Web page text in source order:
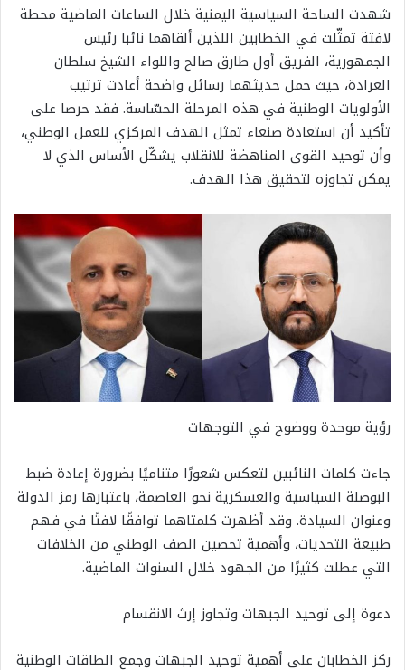
شهدت الساحة السياسية اليمنية خلال الساعات الماضية محطة
لافتة تمثّلت في الخطابين اللذين ألقاهما نائبا رئيس
الجمهورية، الفريق أول طارق صالح واللواء الشيخ سلطان
العرادة، حيث حمل حديثهما رسائل واضحة أعادت ترتيب
الأولويات الوطنية في هذه المرحلة الحسّاسة. فقد حرصا على
تأكيد أن استعادة صنعاء تمثل الهدف المركزي للعمل الوطني،
وأن توحيد القوى المناهضة للانقلاب يشكّل الأساس الذي لا
يمكن تجاوزه لتحقيق هذا الهدف.
رؤية موحدة ووضوح في التوجهات
جاءت كلمات النائبين لتعكس شعورًا متناميًا بضرورة إعادة ضبط
البوصلة السياسية والعسكرية نحو العاصمة، باعتبارها رمز الدولة
وعنوان السيادة. وقد أظهرت كلمتاهما توافقًا لافتًا في فهم
طبيعة التحديات، وأهمية تحصين الصف الوطني من الخلافات
التي عطلت كثيرًا من الجهود خلال السنوات الماضية.
دعوة إلى توحيد الجبهات وتجاوز إرث الانقسام
ركز الخطابان على أهمية توحيد الجبهات وجمع الطاقات الوطنية